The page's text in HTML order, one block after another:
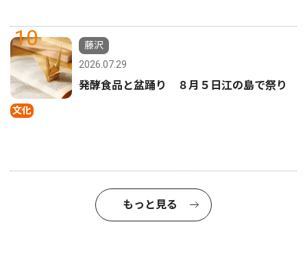
10
文化
藤沢
2026.07.29
発酵食品と盆踊り ８月５日江の島で祭り
もっと見る